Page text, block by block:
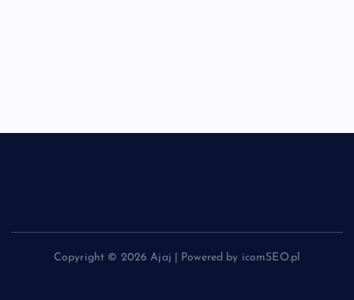
Copyright © 2026 Ajaj | Powered by icomSEO.pl